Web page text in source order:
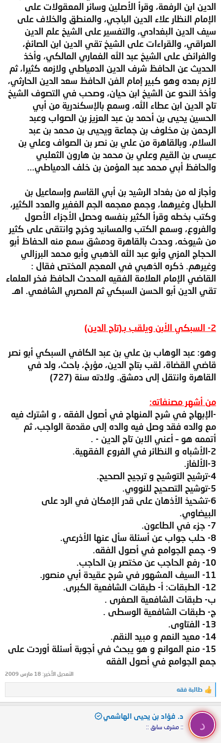
الدين ابن الرفعة، وقرأ الأصلين وسائر المعقولات على
الإمام النظار علاء الدين الباجي، والمنطق والخلاف على
سيف الدين البغدادي، والتفسير على الشيخ علم الدين
العراقي، والقراءات على الشيخ تقي الدين ابن الصائغ،
والفرائض على الشيخ عبد الله الغماري المالكي، وأخذ
الحديث عن الحافظ شرف الدين الدمياطي ولازمه كثيرا، ثم
لازم بعده وهو كبير إمام الفن الحافظ سعد الدين الحارثي،
وأخذ النحو عن الشيخ ابن حيان، وصحب في التصوف الشيخ
تاج الدين ابن عطاء الله، وسمع بالإسكندرية من أبي
الحسين يحيى بن أحمد بن عبد العزيز بن الصواب وعبد
الرحمن بن مخلوف بن جماعة ويحيى بن محمد بن عبد
السلام، وبالقاهرة من علي بن نصر بن الصواف وعلي بن
عيسى بن القيم وعلي بن محمد بن هارون الثعلبي
والحافظ أبي محمد عبد المؤمن بن خلف الدمياطي...
وأجاز له من بغداد الرشيد بن أبي القاسم وإسماعيل بن
الطبال وغيرهما، وجمع معجمه الجم الغفير والعدد الكثير،
وكتب بخطه وقرأ الكثير بنفسه وحصل الأجزاء الأصول
والفروع، وسمع الكتب والمسانيد وخرج وانتقى على كثير
من شيوخه، وحدث بالقاهرة ودمشق سمع منه الحفاظ أبو
الحجاج المزي وأبو عبد الله الذهبي وأبو محمد البرزالي
وغيرهم. ذكره الذهبي في المعجم المختص فقال :
القاضي الإمام العلامة الفقيه المحدث الحافظ فخر العلماء
تقي الدين أبو الحسن السبكي ثم المصري الشافعي. اهـ
2- السبكي الأبن ويلقب بـ(تاج الدين)
وهو: عبد الوهاب بن علي بن عبد الكافي السبكي أبو نصر
قاضي القضاة، لقب بتاج الدين، مؤرخ، باحث، ولد في
القاهرة وانتقل إلى دمشق. ولادته سنة (727)
من أشهر مصنفاته:
-الإبهاج في شرح المنهاج في أصول الفقه ، و اشترك فيه
مع والده فقد وصل فيه والده إلى مقدمة الواجب، ثم
أتممه هو – أعني الابن تاج الدين - .
2-الأشباه و النظائر في الفروع الفقهية.
3-الألغاز.
4-ترشيح التوشيح و ترجيح الصحيح.
5-توشيح التصحيح للنووي.
6-تشحيذ الأذهان على قدر الإمكان في الرد على
البيضاوي.
7- جزء في الطاعون.
8- حلب جواب عن أسئلة سأل عنها الأذرعي.
9- جمع الجوامع في أصول الفقه.
10- رفع الحاجب عن مختصر بن الحاجب.
11- السيف المشهور في شرح عقيدة أبي منصور.
12- الطبقات: أ- طبقات الشافعية الكبرى.
ب- طبقات الشافعية الصغرى .
ج- طبقات الشافعية الوسطى .
13- الفتاوى.
14- معيد النعم و مبيد النقم.
15- منع الموانع و هو يبحث في أجوبة أسئلة أوردت على
جمع الجوامع في أصول الفقه
التعديل الأخير: 18 مارس 2009
ا
ل
ف
ع
ل
طالبة فقه
د
د. فؤاد بن يحيى الهاشمي
:: مشرف سابق ::